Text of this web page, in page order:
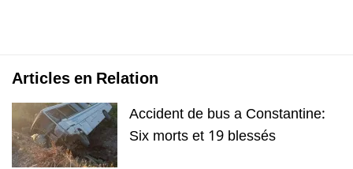
Articles en Relation
Accident de bus a Constantine:
Six morts et 19 blessés